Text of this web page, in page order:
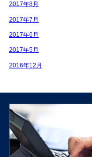
2017年8月
2017年7月
2017年6月
2017年5月
2016年12月